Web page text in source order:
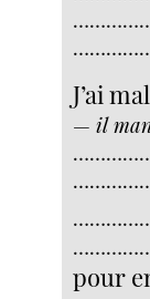
J’ai
—il
pour